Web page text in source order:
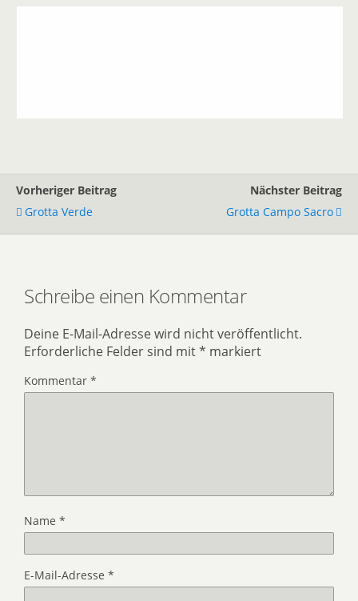
Vorheriger Beitrag
Grotta Verde
Nächster Beitrag
Grotta Campo Sacro
Schreibe einen Kommentar
Deine E-Mail-Adresse wird nicht veröffentlicht.
Erforderliche Felder sind mit* markiert
Kommentar *
Name *
E-Mail-Adresse *